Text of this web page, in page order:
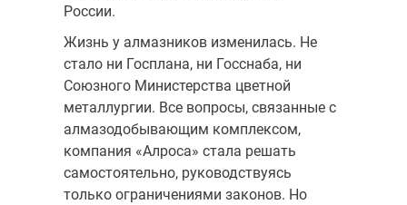
России.
Жизнь у алмазников изменилась. Не
стало ни Госплана, ни Госснаба, ни
Союзного Министерства цветной
металлургии. Все вопросы, связанные с
алмазодобывающим комплексом,
компания «Алроса» стала решать
самостоятельно, руководствуясь
только ограничениями законов. Но